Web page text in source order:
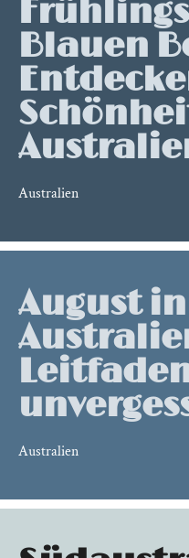
Australien
Blauen
Australien
August in